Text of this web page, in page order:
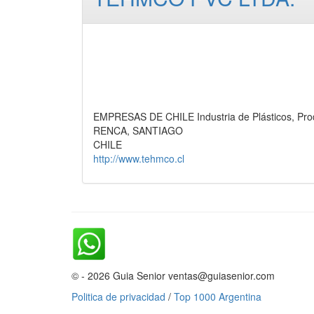
EMPRESAS DE CHILE Industria de Plásticos,
RENCA, SANTIAGO
CHILE
http://www.tehmco.cl
© - 2026 Guia Senior ventas@guiasenior.com
Politica de privacidad / Top 1000 Argentina